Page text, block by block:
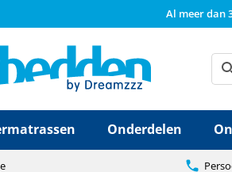
Al meer dan
Onderdelen